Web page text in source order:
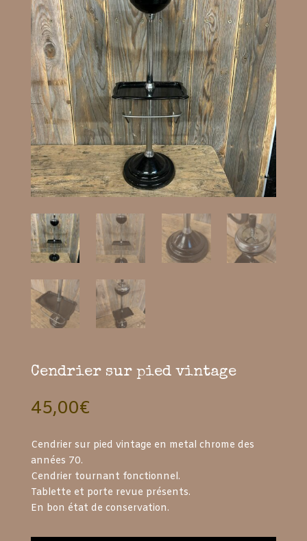
Cendrier sur pied vintage
45,00€
Cendrier sur pied vintage en metal chrome des
années 70.
Cendrier tournant fonctionnel.
Tablette et porte revue présents.
En bon état de conservation.